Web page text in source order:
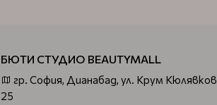
БЮТИ СТУДИО BEAUTYMALL
гр. София, Дианабад, ул. Крум Кюлявков
25